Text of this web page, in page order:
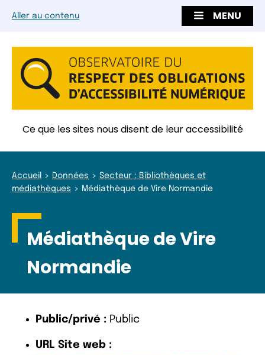
Aller au contenu MENU
Ce que les sites nous disent de leur accessibilité
Accueil Données
Secteur : Bibliothèques et
médiathèques
Médiathèque de Vire Normandie
Médiathèque de Vire
Normandie
Public/privé : Public
URL Site web :